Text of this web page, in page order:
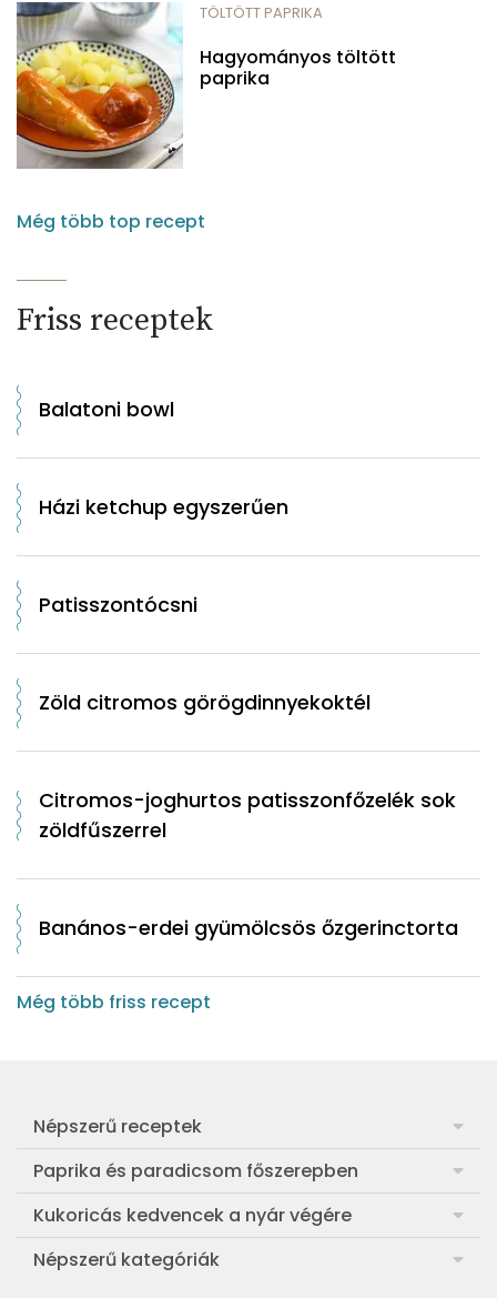
TÖLTÖTT PAPRIKA
Hagyományos töltött
paprika
Még több top recept
Friss receptek
Balatoni bowl
Házi ketchup egyszerűen
Patisszontócsni
Zöld citromos görögdinnyekoktél
Citromos-joghurtos patisszonfőzelék sok
zöldfűszerrel
Banános-erdei gyümölcsös őzgerinctorta
Még több friss recept
Népszerű receptek
Frankfurti leves
Egyszerű muffin
Aranygaluska
Paprika és paradicsom főszerepben
Pan con Tomate
Paradicsom és paprika eltevése télre
Kukoricás kedvencek a nyár végére
Legfinomabb főtt kukorica
Népszerű kategóriák